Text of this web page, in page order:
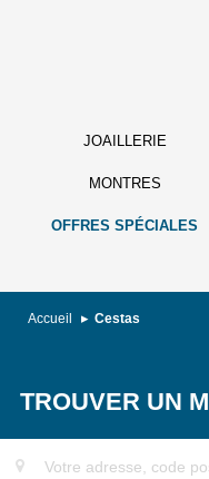
JOAILLERIE
MONTRES
OFFRES SPÉCIALES
Accueil Cestas
TROUVER UN